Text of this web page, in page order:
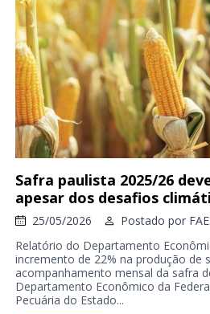
Safra paulista 2025/26
apesar dos desafios
25/05/2026 Postado por
Relatório do Departamento
incremento de 22% na produção de
acompanhamento mensal da safra
Departamento Econômico da
Pecuária do Estado...